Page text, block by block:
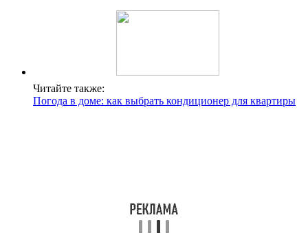
Читайте также:
Погода в доме: как выбрать кондиционер для квартиры